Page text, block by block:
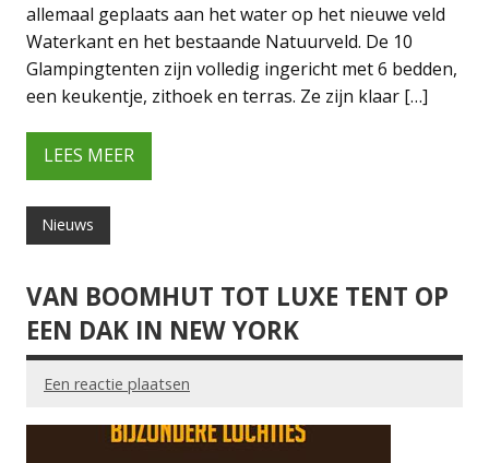
allemaal geplaats aan het water op het nieuwe veld
Waterkant en het bestaande Natuurveld. De 10
Glampingtenten zijn volledig ingericht met 6 bedden,
een keukentje, zithoek en terras. Ze zijn klaar […]
LEES MEER
Nieuws
VAN BOOMHUT TOT LUXE TENT OP
EEN DAK IN NEW YORK
Een reactie plaatsen